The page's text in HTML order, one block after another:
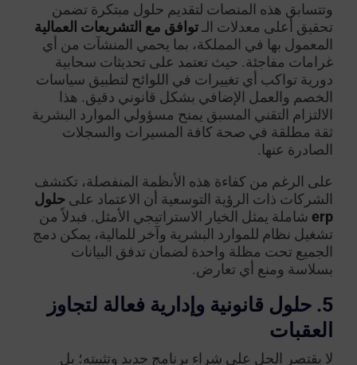
وتتسابق هذه المنصات لتقديم حلول مبتكرة تضمن
تحقيق أعلى معدلات الـتوافق مع التشريعات العمالية
المعمول بها في المملكة، بما يحمي المنشآت من أي
غرامات مفاجئة. حيث تعتمد على تحديثات سحابية
دورية تواكب أي تغييرات في اللوائح لتطبيق سياسات
الخصم والعمل الإضافي بشكل قانوني دقيق. هذا
الالتزام التقني المسبق يمنح مسؤولي الموارد البشرية
ثقة مطلقة في صحة كافة المسيرات والسجلات
الصادرة عنها.
على الرغم من كفاءة هذه الأنظمة المنفصلة، تكتشف
الشركات ذات الرؤية التوسعية أن الاعتماد على حلول
erp شاملة يمثل الخيار الاستراتيجي الأمثل. فبدلاً من
تشغيل نظام للموارد البشرية وآخر للمالية، يمكن دمج
الجميع تحت مظلة واحدة لضمان تدفق البيانات
بسلاسة ومنع أي تعارض.
5. حلول قانونية وإدارية فعالة لتجاوز
العقبات
لا يقتصر الحل على شراء برنامج جديد وتثبيته؛ بل